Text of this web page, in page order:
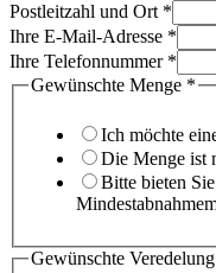
Postleitzahl und Ort *
Ihre E-Mail-Adresse *
Ihre Telefonnummer *
Vorname
Gewünschte Menge *
Ich möchte
Die Menge ist
Bitte bieten
Gewünschte Veredelung